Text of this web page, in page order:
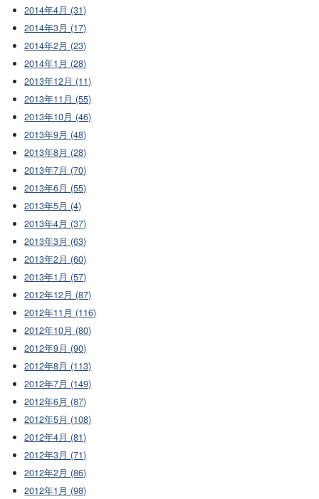
2014年4月 (31)
2014年3月 (17)
2014年2月 (23)
2014年1月 (28)
2013年12月 (11)
2013年11月 (55)
2013年10月 (46)
2013年9月 (48)
2013年8月 (28)
2013年7月 (70)
2013年6月 (55)
2013年5月 (4)
2013年4月 (37)
2013年3月 (63)
2013年2月 (60)
2013年1月 (57)
2012年12月 (87)
2012年11月 (116)
2012年10月 (80)
2012年9月 (90)
2012年8月 (113)
2012年7月 (149)
2012年6月 (87)
2012年5月 (108)
2012年4月 (81)
2012年3月 (71)
2012年2月 (86)
2012年1月 (98)